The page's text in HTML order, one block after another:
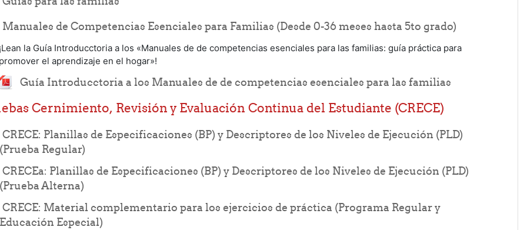
Manuales de Competencias Esenciales para Familias (Desde 0-36 meses hasta 5to grado)
Folder
la Guía Introducctoria a los «Manuales de de competencias esenciales para las familias: guía práctica para
el aprendizaje en el hogar»!
Guía Introducctoria a los Manuales de de competencias esenciales para las familias
File
Cernimiento, Revisión y Evaluación Continua del Estudiante (CRECE)
CRECE: Planillas de Especificaciones (BP) y Descriptores de los Niveles de Ejecución (PLD)
(Prueba Regular)
URL
CRECEa: Planillas de Especificaciones (BP) y Descriptores de los Niveles de Ejecución (PLD)
(Prueba Alterna)
URL
CRECE: Material complementario para los ejercicios de práctica (Programa Regular y
Educación Especial)
URL